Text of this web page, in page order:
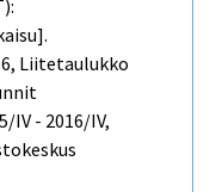
Liitetaulukko
IV - 2016/IV,